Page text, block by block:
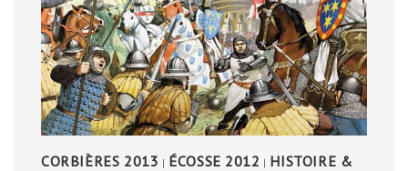
CORBIÈRES 2013 | ÉCOSSE 2012 | HISTOIRE &